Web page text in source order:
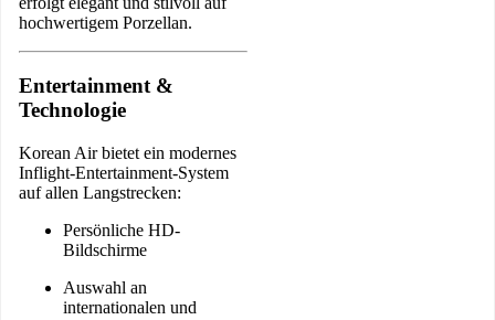
hochwertigem Porzellan.
Entertainment &
Technologie
Korean Air bietet ein modernes
Inflight-Entertainment-System
auf allen Langstrecken:
Persönliche HD-
Bildschirme
Auswahl an
internationalen und